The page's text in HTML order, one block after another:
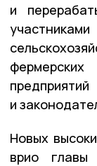
и
и
Новых
врио главы